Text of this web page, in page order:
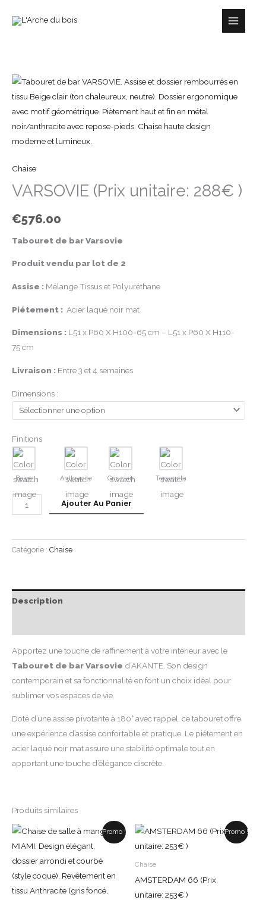
Chaise
VARSOVIE (Prix unitaire: 288€ )
€576.00
Tabouret de bar Varsovie
Produit vendu par lot de 2
Assise : Mélange Tissus et Polyuréthane
Piétement : Acier laqué noir mat
Dimensions : L51 x P60 X H100-65 cm – L51 x P60 X H110-
75 cm
Livraison : Entre 3 et 4 semaines
Dimensions :
Finitions
Beige Anthracite Gris clair Terracotta
quantité
de
VARSOVIE
(Prix
unitaire:
)
Ajouter Au Panier
Catégorie : Chaise
Description
Apportez une touche de raffinement à votre intérieur avec le
Tabouret de bar Varsovie d’AKANTE. Son design
contemporain et sa fonctionnalité en font un choix idéal pour
sublimer vos espaces de vie.
Doté d’une assise pivotante à 180° avec rappel, ce tabouret offre
une expérience d’assise confortable et pratique. Le piétement en
acier laqué noir mat assure une stabilité optimale tout en
apportant une touche d’élégance discrète.
Produits similaires
Promo !
Le
initial
était :
€526.00.
Le
actuel
est :
€410.00.
Promo !
Chaise
AMSTERDAM 66 (Prix
unitaire: 253€ )
Le
initial
Le
prix
Rejoignez-nous et recevez votre code